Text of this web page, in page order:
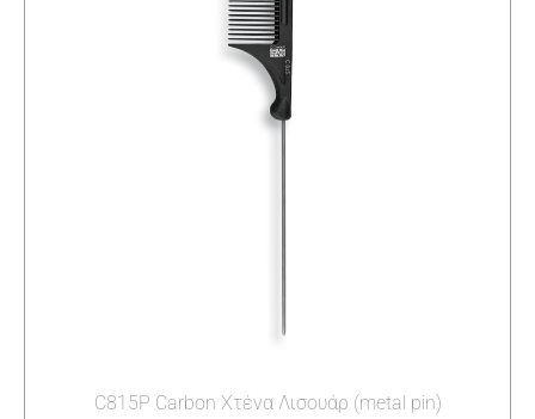
C815P Carbon Χτένα Λισουάρ (metal pin)